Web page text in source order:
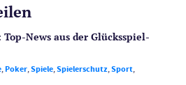
News aus der Glücksspiel-
,Poker,Spiele,Spielerschutz,Sport,